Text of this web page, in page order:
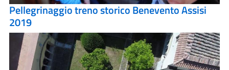
Pellegrinaggio treno storico Benevento Assisi
2019